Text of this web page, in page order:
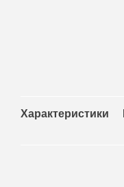
Характеристики